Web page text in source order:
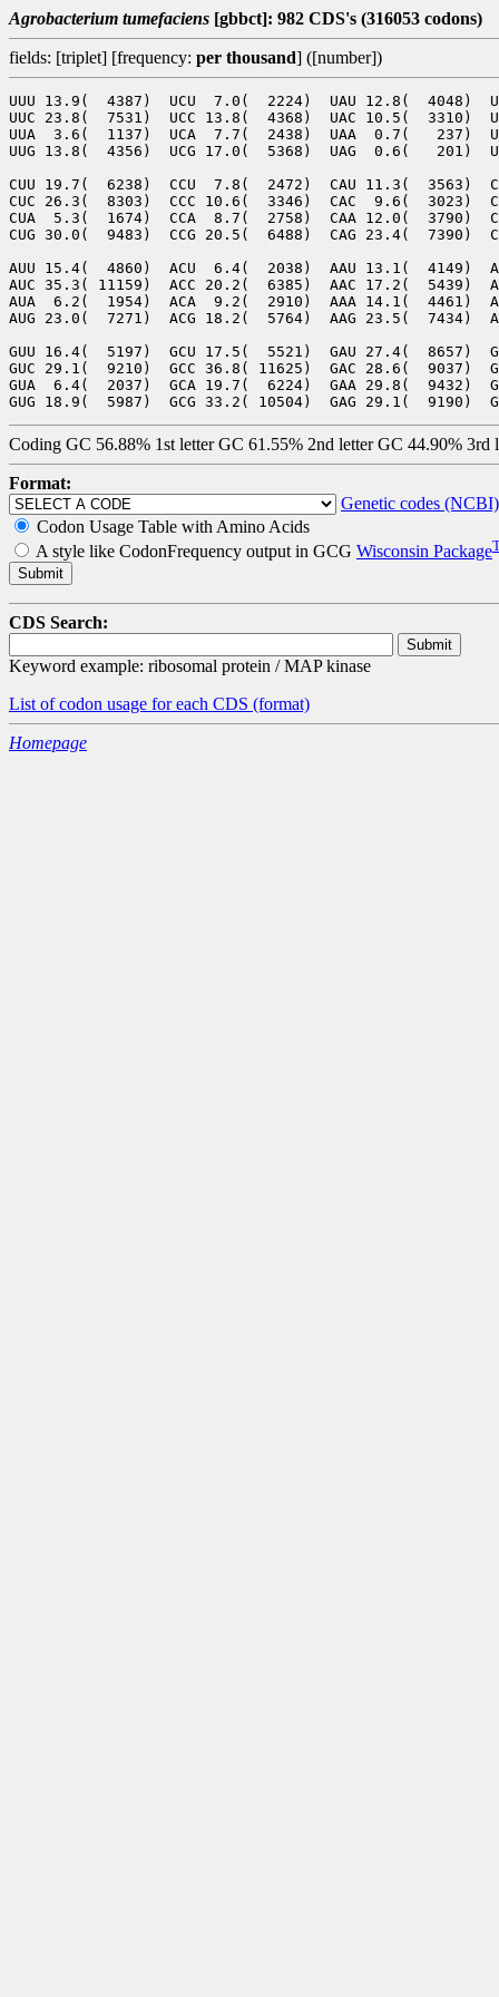
Agrobacterium tumefaciens [gbbct]: 982 CDS's (316053 codons)
fields: [triplet] [frequency: per thousand] ([number])
UUU 13.9(  4387)  UCU  7.0(  2224)  UAU 12.8(  4048)
UUC 23.8(  7531)  UCC 13.8(  4368)  UAC 10.5(  3310)
UUA  3.6(  1137)  UCA  7.7(  2438)  UAA  0.7(   237)
UUG 13.8(  4356)  UCG 17.0(  5368)  UAG  0.6(   201)
CUU 19.7(  6238)  CCU  7.8(  2472)  CAU 11.3(  3563)
CUC 26.3(  8303)  CCC 10.6(  3346)  CAC  9.6(  3023)
CUA  5.3(  1674)  CCA  8.7(  2758)  CAA 12.0(  3790)
CUG 30.0(  9483)  CCG 20.5(  6488)  CAG 23.4(  7390)
AUU 15.4(  4860)  ACU  6.4(  2038)  AAU 13.1(  4149)
AUC 35.3( 11159)  ACC 20.2(  6385)  AAC 17.2(  5439)
AUA  6.2(  1954)  ACA  9.2(  2910)  AAA 14.1(  4461)
AUG 23.0(  7271)  ACG 18.2(  5764)  AAG 23.5(  7434)
GUU 16.4(  5197)  GCU 17.5(  5521)  GAU 27.4(  8657)
GUC 29.1(  9210)  GCC 36.8( 11625)  GAC 28.6(  9037)
GUA  6.4(  2037)  GCA 19.7(  6224)  GAA 29.8(  9432)
Coding GC 56.88% 1st letter GC 61.55% 2nd letter GC 44.90% 3rd
Format:
Genetic codes (NCBI)
Codon Usage Table with Amino Acids
A style like CodonFrequency output in GCG Wisconsin Package
CDS Search:
Keyword example: ribosomal protein / MAP kinase
List of codon usage for each CDS (format)
Homepage